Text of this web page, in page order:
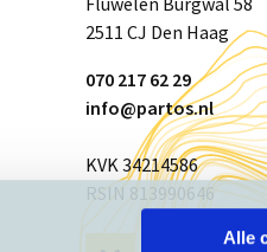
Alle
2511 CJ Den Haag
070 217 62 29
info@partos.nl
KVK 34214586
RSIN 813990646